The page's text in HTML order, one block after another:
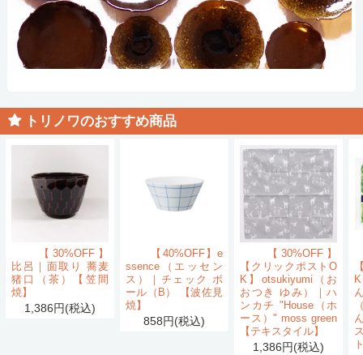
トリノワのおすすめ商品
【30%OFF】
比呂｜面取り 蕎麦
猪口（茶）【笠間
焼】
1,386円(税込)
【40%OFF】e
ssence（エッセン
ス）｜チェック ボ
ール（B） 【波佐見
焼】
858円(税込)
【30%OFF】
【クリックポストO
K】otsukiyumi（お
おつき ゆみ）｜ハ
ンカチ "House（ホ
ース）" moss green
【テキスタイル】
1,386円(税込)